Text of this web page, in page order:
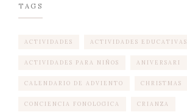
TAGS
ACTIVIDADES ACTIVIDADES EDUCATIVAS
ACTIVIDADES PARA NIÑOS ANIVERSARI
CALENDARIO DE ADVIENTO CHRISTMAS
CONCIENCIA FONOLOGICA CRIANZA